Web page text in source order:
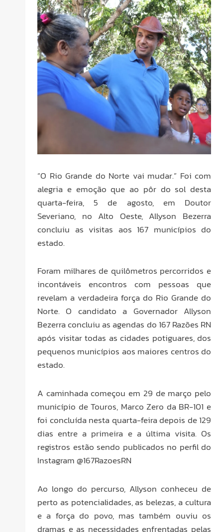
“O Rio Grande do Norte vai mudar.” Foi com
alegria e emoção que ao pôr do sol desta
quarta-feira, 5 de agosto, em Doutor
Severiano, no Alto Oeste, Allyson Bezerra
concluiu as visitas aos 167 municípios do
estado.
Foram milhares de quilômetros percorridos e
incontáveis encontros com pessoas que
revelam a verdadeira força do Rio Grande do
Norte. O candidato a Governador Allyson
Bezerra concluiu as agendas do 167 Razões RN
após visitar todas as cidades potiguares, dos
pequenos municípios aos maiores centros do
estado.
A caminhada começou em 29 de março pelo
município de Touros, Marco Zero da BR-101 e
foi concluída nesta quarta-feira depois de 129
dias entre a primeira e a última visita. Os
registros estão sendo publicados no perfil do
Instagram @167RazoesRN
Ao longo do percurso, Allyson conheceu de
perto as potencialidades, as belezas, a cultura
e a força do povo, mas também ouviu os
dramas e as necessidades enfrentadas pelas